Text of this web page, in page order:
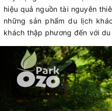
hiệu quả nguồn tài nguyên
những sản phẩm du lịch
khách thập phương đến với du